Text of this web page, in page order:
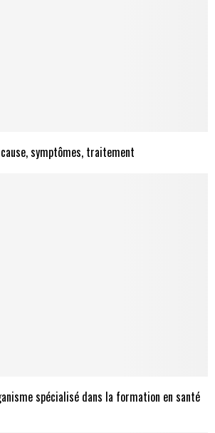
symptômes, traitement
spécialisé dans la formation en santé